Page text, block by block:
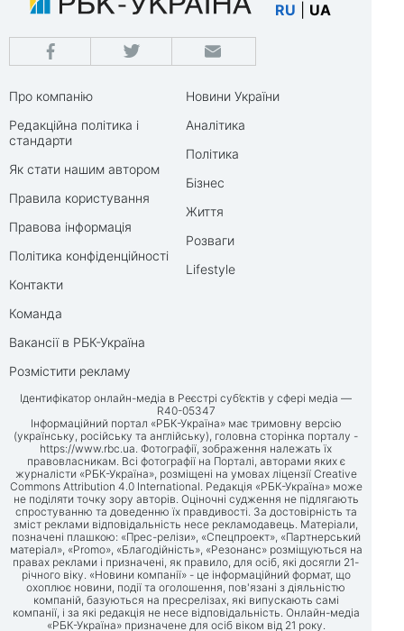
RU UA
Про компанію
Редакційна політика і
стандарти
Як стати нашим автором
Правила користування
Правова інформація
Політика конфіденційності
Контакти
Команда
Вакансії в РБК-Україна
Розмістити рекламу
Новини України
Аналітика
Політика
Бізнес
Життя
Розваги
Lifestyle
Ідентифікатор онлайн-медіа в Реєстрі суб’єктів у сфері медіа —
R40-05347
Інформаційний портал «РБК-Україна» має тримовну версію
(українську, російську та англійську), головна сторінка порталу -
https://www.rbc.ua. Фотографії, зображення належать їх
правовласникам. Всі фотографії на Порталі, авторами яких є
журналісти «РБК-Україна», розміщені на умовах ліцензії Creative
Commons Attribution 4.0 International. Редакція «РБК-Україна» може
не поділяти точку зору авторів. Оціночні судження не підлягають
спростуванню та доведенню їх правдивості. За достовірність та
зміст реклами відповідальність несе рекламодавець. Матеріали,
позначені плашкою: «Прес-релізи», «Спецпроект», «Партнерський
матеріал», «Promo», «Благодійність», «Резонанс» розміщуються на
правах реклами і призначені, як правило, для осіб, які досягли 21-
річного віку. «Новини компанії» - це інформаційний формат, що
охоплює новини, події та оголошення, пов'язані з діяльністю
компаній, базуються на пресрелізах, які випускають самі
компанії, і за які редакція не несе відповідальність. Онлайн-медіа
«РБК-Україна» призначене для осіб віком від 21 року.